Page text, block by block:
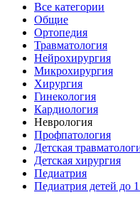
Все категории
Общие
Ортопедия
Травматология
Нейрохирургия
Микрохирургия
Хирургия
Гинекология
Кардиология
Неврология
Профпатология
Детская
Детская хирургия
Педиатрия
Педиатрия детей до